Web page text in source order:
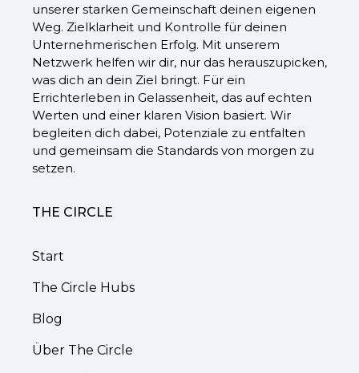
unserer starken Gemeinschaft deinen eigenen
Weg. Zielklarheit und Kontrolle für deinen
Unternehmerischen Erfolg. Mit unserem
Netzwerk helfen wir dir, nur das herauszupicken,
was dich an dein Ziel bringt. Für ein
Errichterleben in Gelassenheit, das auf echten
Werten und einer klaren Vision basiert. Wir
begleiten dich dabei, Potenziale zu entfalten
und gemeinsam die Standards von morgen zu
setzen.
THE CIRCLE
Start
The Circle Hubs
Blog
Über The Circle